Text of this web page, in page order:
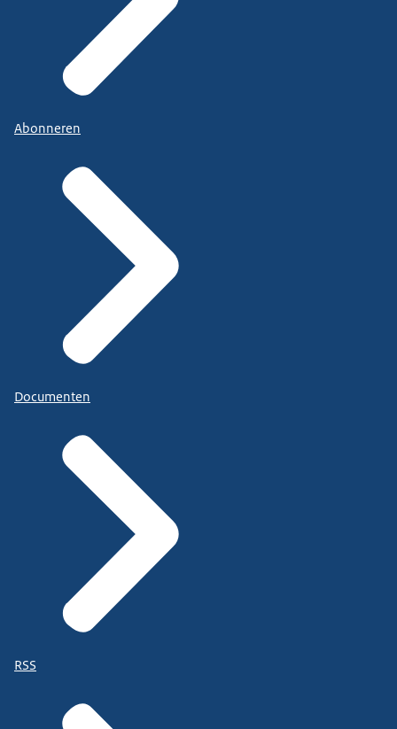
Abonneren
Documenten
RSS